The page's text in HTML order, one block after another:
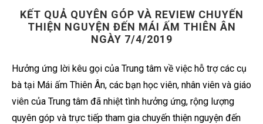
KẾT QUẢ QUYÊN GÓP VÀ REVIEW CHUYẾN
THIỆN NGUYỆN ĐẾN MÁI ẤM THIÊN ÂN
NGÀY 7/4/2019
Hưởng ứng lời kêu gọi của Trung tâm về việc hỗ trợ các cụ
bà tại Mái ấm Thiên Ân, các bạn học viên, nhân viên và giáo
viên của Trung tâm đã nhiệt tình hưởng ứng, rộng lượng
quyên góp và trực tiếp tham gia chuyến thiện nguyện đến